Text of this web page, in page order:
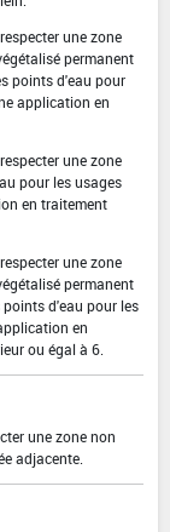
une zone
permanent
points d'eau pour
application en
une zone
pour les usages
en traitement
une zone
permanent
d'eau pour les
en
ou égal à 6.
une zone non
adjacente.